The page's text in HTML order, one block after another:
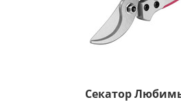
Секатор